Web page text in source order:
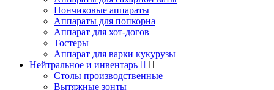
Пончиковые аппараты
Аппараты для попкорна
Аппарат для хот-догов
Тостеры
Аппарат для варки кукурузы
Нейтральное и инвентарь
Столы производственные
Вытяжные зонты